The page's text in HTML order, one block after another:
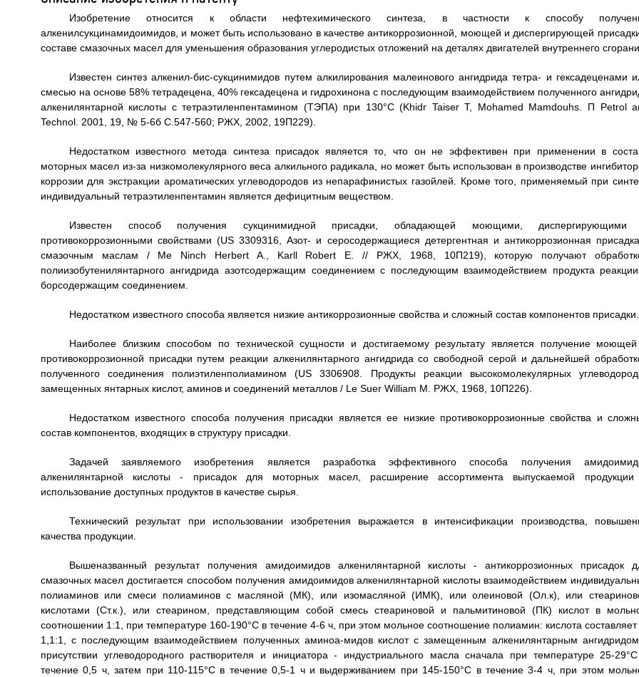
Изобретение относится к области нефтехимического синтеза, в частности к способу
алкенилсукцинамидоимидов, и может быть использовано в качестве антикоррозионной, моющей и диспергирующей
составе смазочных масел для уменьшения образования углеродистых отложений на деталях двигателей внутреннего
Известен синтез алкенил-бис-сукцинимидов путем алкилирования малеинового ангидрида тетра- и гексадеценами
смесью на основе 58% тетрадецена, 40% гексадецена и гидрохинона с последующим взаимодействием полученного
алкенилянтарной кислоты с тетраэтиленпентамином (ТЭПА) при 130°С (Khidr Taiser Т, Mohamed Mamdouhs. П Petrol
Technol. 2001, 19, № 5-6б С.547-560; РЖХ, 2002, 19П229).
Недостатком известного метода синтеза присадок является то, что он не эффективен при применении в
моторных масел из-за низкомолекулярного веса алкильного радикала, но может быть использован в производстве
коррозии для экстракции ароматических углеводородов из непарафинистых газойлей. Кроме того, применяемый при
индивидуальный тетраэтиленпентамин является дефицитным веществом.
Известен способ получения сукцинимидной присадки, обладающей моющими,
противокоррозионными свойствами (US 3309316, Азот- и серосодержащиеся детергентная и антикоррозионная
смазочным маслам / Me Ninch Herbert A., Karll Robert E. // РЖХ, 1968, 10П219), которую получают
полиизобутенилянтарного ангидрида азотсодержащим соединением с последующим взаимодействием продукта
борсодержащим соединением.
Недостатком известного способа является низкие антикоррозионные свойства и сложный состав компонентов присадки.
Наиболее близким способом по технической сущности и достигаемому результату является получение
противокоррозионной присадки путем реакции алкенилянтарного ангидрида со свободной серой и дальнейшей
полученного соединения полиэтиленполиамином (US 3306908. Продукты реакции высокомолекулярных
замещенных янтарных кислот, аминов и соединений металлов / Le Suer William М. РЖХ, 1968, 10П226).
Недостатком известного способа получения присадки является ее низкие противокоррозионные свойства и
состав компонентов, входящих в структуру присадки.
Задачей заявляемого изобретения является разработка эффективного способа получения
алкенилянтарной кислоты - присадок для моторных масел, расширение ассортимента выпускаемой
использование доступных продуктов в качестве сырья.
Технический результат при использовании изобретения выражается в интенсификации производства,
качества продукции.
Вышеназванный результат получения амидоимидов алкенилянтарной кислоты - антикоррозионных присадок
смазочных масел достигается способом получения амидоимидов алкенилянтарной кислоты взаимодействием
полиаминов или смеси полиаминов с масляной (МК), или изомасляной (ИМК), или олеиновой (Ол.к), или
кислотами (Ст.к.), или стеарином, представляющим собой смесь стеариновой и пальмитиновой (ПК) кислот в
соотношении 1:1, при температуре 160-190°С в течение 4-6 ч, при этом мольное соотношение полиамин: кислота составляет
1,1:1, с последующим взаимодействием полученных аминоа-мидов кислот с замещенным алкенилянтарным
присутствии углеводородного растворителя и инициатора - индустриального масла сначала при температуре 25-
течение 0,5 ч, затем при 110-115°С в течение 0,5-1 ч и выдерживанием при 145-150°С в течение 3-4 ч, при этом